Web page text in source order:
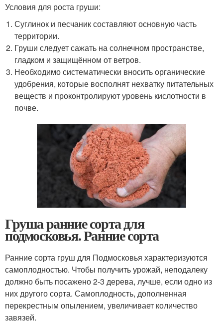
Условия для роста груши:
Суглинок и песчаник составляют основную часть
территории.
Груши следует сажать на солнечном пространстве,
гладком и защищённом от ветров.
Необходимо систематически вносить органические
удобрения, которые восполнят нехватку питательных
веществ и проконтролируют уровень кислотности в
почве.
Груша ранние сорта для
подмосковья. Ранние сорта
Ранние сорта груш для Подмосковья характеризуются
самоплодностью. Чтобы получить урожай, неподалеку
должно быть посажено 2-3 дерева, лучше, если одно из
них другого сорта. Самоплодность, дополненная
перекрестным опылением, увеличивает количество
завязей.